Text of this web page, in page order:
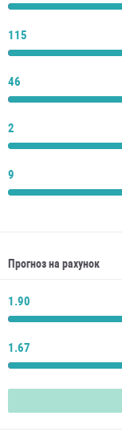
115
46
2
9
Прогноз на рахунок
1.90
1.67